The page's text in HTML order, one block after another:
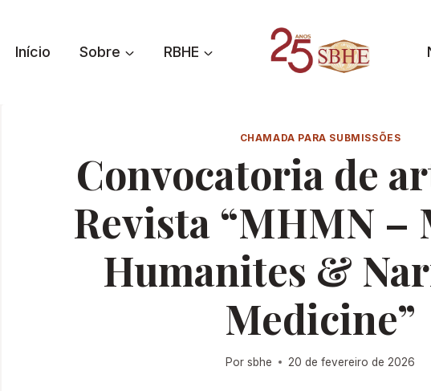
Início Sobre RBHE
CHAMADA PARA SUBMISSÕES
Convocatoria de
Revista “MHMN –
Humanites &
Medicine”
Por sbhe 20 de fevereiro de 2026